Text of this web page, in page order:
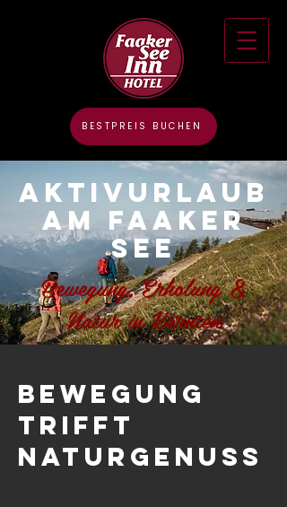
BESTPREIS BUCHEN
Aktivurlaub
am Faaker
See
Bewegung, Erholung &
Natur in Kärnten
Bewegung
trifft
Naturgenuss